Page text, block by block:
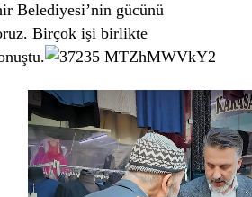
Belediyesi’nin gücünü
Birçok işi birlikte